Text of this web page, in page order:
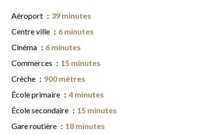
Aéroport
39 minutes
Centre ville
6 minutes
Cinéma
6 minutes
Commerces
15 minutes
Crèche
900 mètres
École primaire
4 minutes
École secondaire
15 minutes
Gare routière
18 minutes